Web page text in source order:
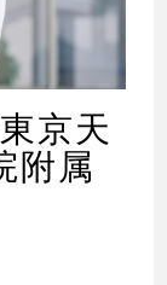
京天
附属